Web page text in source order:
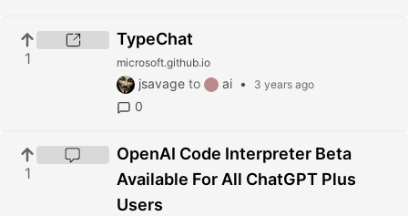
1
TypeChat
microsoft.github.io
jsavage to ai • 3 years ago
0
1
OpenAI Code Interpreter Beta
Available For All ChatGPT Plus
Users